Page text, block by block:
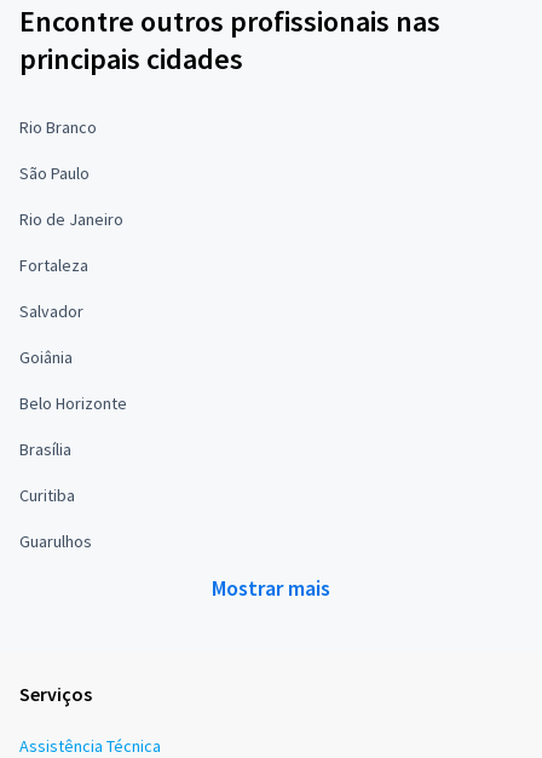
Encontre outros profissionais nas
principais cidades
Rio Branco
São Paulo
Rio de Janeiro
Fortaleza
Salvador
Goiânia
Belo Horizonte
Brasília
Curitiba
Guarulhos
Mostrar mais
Serviços
Assistência Técnica